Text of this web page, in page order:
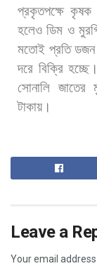
প্রকৃতপক্ষে কৃষক
হলেও ডিম ও
মতোই প্রতি ডজন
দরে বিক্রি হচ্ছে।
সোনালি জাতের
টাকায়।
Leave a
Your email